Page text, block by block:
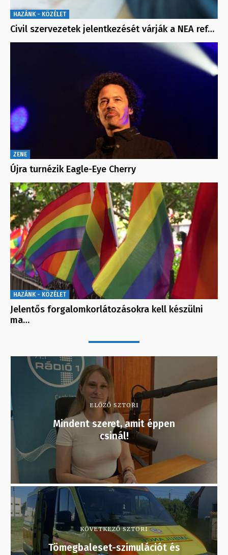
HAZÁNK - KÖZÉLET
Civil szervezetek jelentkezését várják a NEA ref…
ZENE
Újra turnézik Eagle-Eye Cherry
HAZÁNK - KÖZÉLET
Jelentős forgalomkorlátozásokra kell készülni
ma…
ELŐZŐ SZTORI
Mindent szeret, amit éppen
csinál!
KÖVETKEZŐ SZTORI
Tömegbaleset-szimulációt és